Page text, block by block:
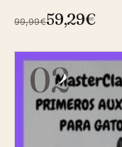
99,99€59,29€
02